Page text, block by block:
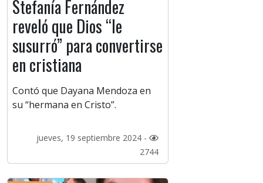
Stefanía Fernández
reveló que Dios “le
susurró” para convertirse
en cristiana
Contó que Dayana Mendoza en
su “hermana en Cristo”.
jueves, 19 septiembre 2024 -
2744